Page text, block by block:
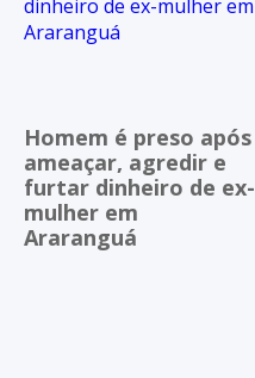
Homem é preso após
ameaçar, agredir e
furtar dinheiro de ex-
mulher em
Araranguá